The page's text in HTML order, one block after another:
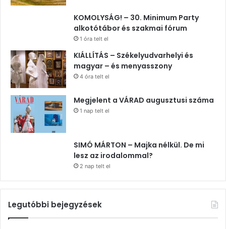
KOMOLYSÁG! – 30. Minimum Party
alkotótábor és szakmai fórum
1 óra telt el
KIÁLLÍTÁS – Székelyudvarhelyi és
magyar – és menyasszony
4 óra telt el
Megjelent a VÁRAD augusztusi száma
1 nap telt el
SIMÓ MÁRTON – Majka nélkül. De mi
lesz az irodalommal?
2 nap telt el
Legutóbbi bejegyzések